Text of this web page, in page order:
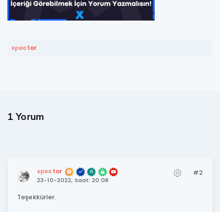
spector
1 Yorum
spector
23-10-2022, Saat: 20:08
#2
Teşekkürler.